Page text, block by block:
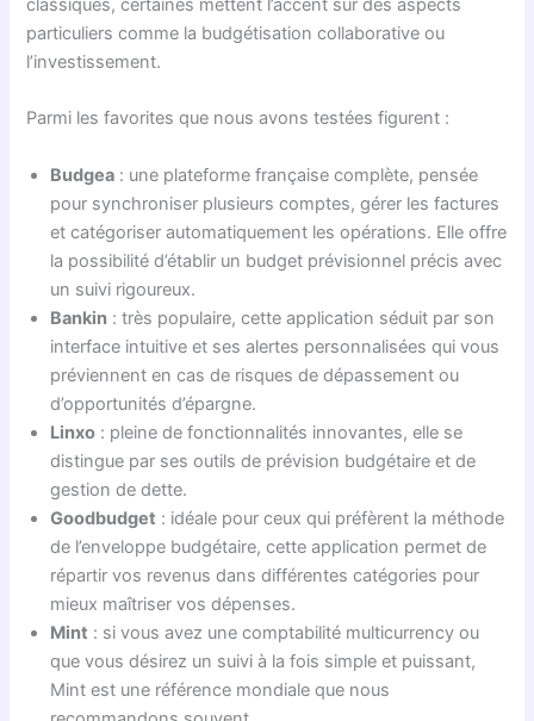
classiques, certaines mettent l’accent sur des aspects
particuliers comme la budgétisation collaborative ou
l’investissement.
Parmi les favorites que nous avons testées figurent :
Budgea : une plateforme française complète, pensée
pour synchroniser plusieurs comptes, gérer les factures
et catégoriser automatiquement les opérations. Elle offre
la possibilité d’établir un budget prévisionnel précis avec
un suivi rigoureux.
Bankin : très populaire, cette application séduit par son
interface intuitive et ses alertes personnalisées qui vous
préviennent en cas de risques de dépassement ou
d’opportunités d’épargne.
Linxo : pleine de fonctionnalités innovantes, elle se
distingue par ses outils de prévision budgétaire et de
gestion de dette.
Goodbudget : idéale pour ceux qui préfèrent la méthode
de l’enveloppe budgétaire, cette application permet de
répartir vos revenus dans différentes catégories pour
mieux maîtriser vos dépenses.
Mint : si vous avez une comptabilité multicurrency ou
que vous désirez un suivi à la fois simple et puissant,
Mint est une référence mondiale que nous